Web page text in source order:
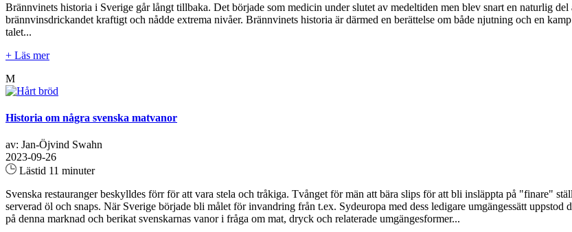
Brännvinets historia i Sverige går långt tillbaka. Det började som medicin under slutet av medeltiden men blev snart en naturlig
brännvinsdrickandet kraftigt och nådde extrema nivåer. Brännvinets historia är därmed en berättelse om både njutning och en
talet...
+ Läs mer
M
Historia om några svenska matvanor
av: Jan-Öjvind Swahn
2023-09-26
Lästid 11 minuter
Svenska restauranger beskylldes förr för att vara stela och tråkiga. Tvånget för män att bära slips för att bli insläppta på "finare"
serverad öl och snaps. När Sverige började bli målet för invandring från t.ex. Sydeuropa med dess ledigare umgängessätt
på denna marknad och berikat svenskarnas vanor i fråga om mat, dryck och relaterade umgängesformer...